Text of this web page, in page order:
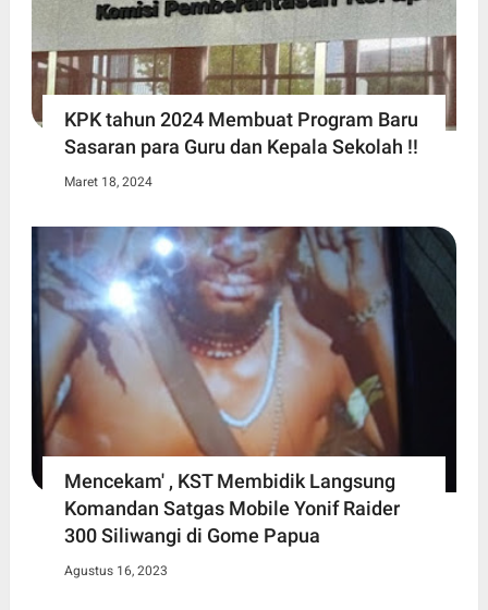
KPK tahun 2024 Membuat Program Baru
Sasaran para Guru dan Kepala Sekolah !!
Maret 18, 2024
Mencekam' , KST Membidik Langsung
Komandan Satgas Mobile Yonif Raider
300 Siliwangi di Gome Papua
Agustus 16, 2023